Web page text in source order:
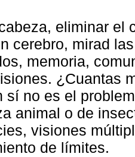
eliminar el
cerebro, mirad
memoria,
¿Cuantas
sí no es el
animal o de
visiones
de límites.